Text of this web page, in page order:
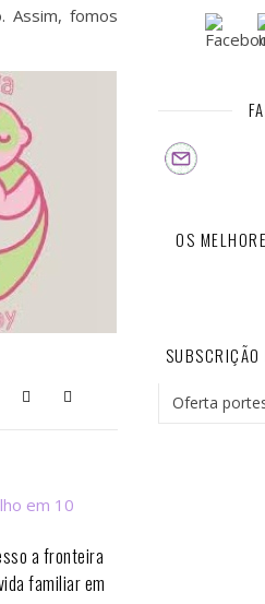
Assim, fomos
a fronteira
familiar em
OS
SUBSCRIÇÃO
Oferta